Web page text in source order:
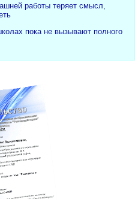
работы теряет смысл,
пока не вызывают полного